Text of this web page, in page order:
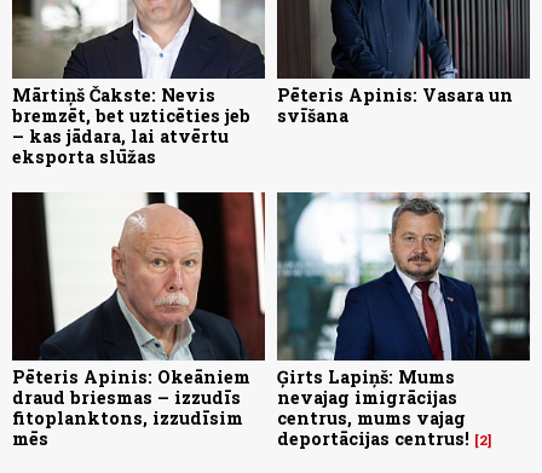
Mārtiņš Čakste: Nevis
bremzēt, bet uzticēties jeb
– kas jādara, lai atvērtu
eksporta slūžas
Pēteris Apinis: Vasara un
svīšana
Pēteris Apinis: Okeāniem
draud briesmas – izzudīs
fitoplanktons, izzudīsim
mēs
Ģirts Lapiņš: Mums
nevajag imigrācijas
centrus, mums vajag
deportācijas centrus!
2